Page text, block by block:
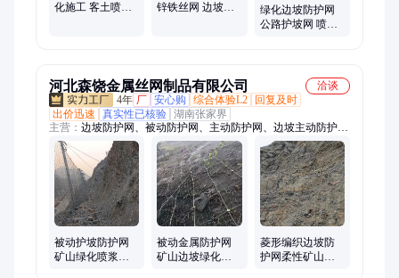
化施工 客土喷播
锌铁丝网 边坡喷
绿化边坡防护网
公路护坡网 喷浆
河北森饶金属丝网制品有限公司
洽谈
4年 厂 安心购 综合体验L2
回复及时
出价迅速
真实性已核验 湖南张家界
主营： 边坡防护网、被动防护网、主动防护网、边坡主动防护
网、边坡被动防护网、边坡防护网厂家
被动护坡防护网
矿山绿化喷浆网
被动金属防护网
矿山边坡绿化挂
菱形编织边坡防
护网柔性矿山安